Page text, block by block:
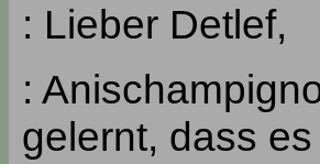
: Lieber Detlef,
:
gelernt, dass